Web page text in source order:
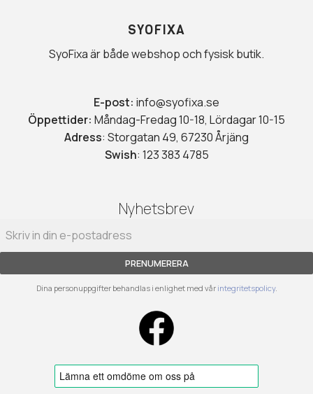
SYOFIXA
SyoFixa är både webshop och fysisk butik.
E-post: info@syofixa.se
Öppettider: Måndag-Fredag 10-18, Lördagar 10-15
Adress: Storgatan 49, 67230 Årjäng
Swish: 123 383 4785
Nyhetsbrev
PRENUMERERA
Dina personuppgifter behandlas i enlighet med vår integritetspolicy.